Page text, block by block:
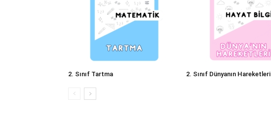
2. Sınıf Tartma 2. Sınıf Dünyanın Hareketleri